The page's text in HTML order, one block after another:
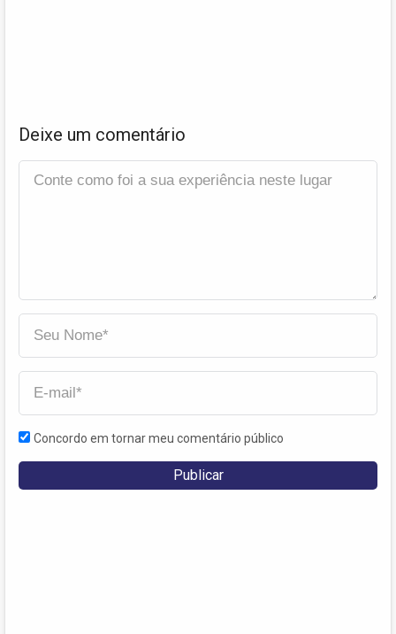
Deixe um comentário
Concordo em tornar meu comentário público